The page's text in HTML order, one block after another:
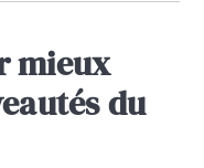
mieux
du